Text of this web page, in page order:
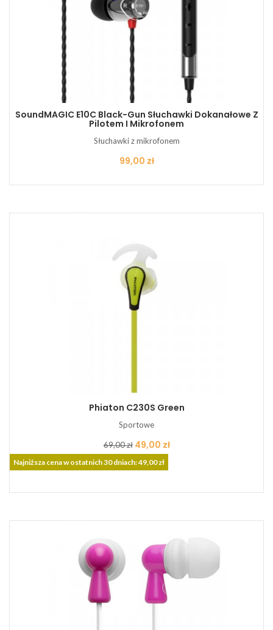
SoundMAGIC E10C Black-Gun Słuchawki Dokanałowe Z
Pilotem I Mikrofonem
Słuchawki z mikrofonem
Cena
99,00 zł
Phiaton C230S Green
Sportowe
Cena
podstawowa
69,00 zł Cena
49,00 zł
Najniższa cena w ostatnich 30 dniach: 49,00 zł